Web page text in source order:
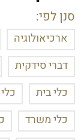
סנן לפי:
ארכיאולוגיה
דברי סידקית
כלי בית
כלי משרד